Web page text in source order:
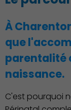
À
que
parentalité
naissance.
C'est pourquoi